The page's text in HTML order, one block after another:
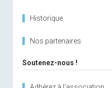
Historique
Nos partenaires
Soutenez-nous !